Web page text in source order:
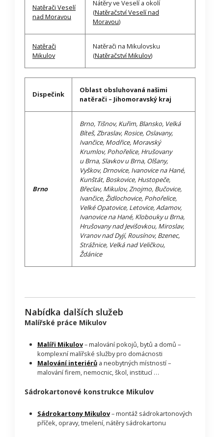
Natěrači Veselí
nad Moravou
Nátěry ve Veselí a okolí
(Natěračství Veselí nad
Moravou)
Natěrači
Mikulov
Natěrači na Mikulovsku
(Natěračství Mikulov)
Dispečink
Oblast obsluhovaná našimi
natěrači – Jihomoravský kraj
Brno
Brno, Tišnov, Kuřim, Blansko, Velká
Bíteš, Zbraslav, Rosice, Oslavany,
Ivančice, Modřice, Moravský
Krumlov, Pohořelice, Hrušovany
u Brna, Slavkov u Brna, Olšany,
Vyškov, Drnovice, Ivanovice na Hané,
Kunštát, Boskovice, Hustopeče,
Břeclav, Mikulov, Znojmo, Bučovice,
Ivančice, Židlochovice, Pohořelice,
Velké Opatovice, Letovice, Adamov,
Ivanovice na Hané, Klobouky u Brna,
Hrušovany nad Jevišovkou, Miroslav,
Vranov nad Dyjí, Rousínov, Bzenec,
Strážnice, Velká nad Veličkou,
Ždánice
Nabídka dalších služeb
Malířské práce Mikulov
Malíři Mikulov– malování pokojů, bytů a domů –
komplexní malířské služby pro domácnosti
Malování interiérůa neobytných místností –
malování firem, nemocnic, škol, institucí …
Sádrokartonové konstrukce Mikulov
Sádrokartony Mikulov– montáž sádrokartonových
příček, opravy, tmelení, nátěry sádrokartonu